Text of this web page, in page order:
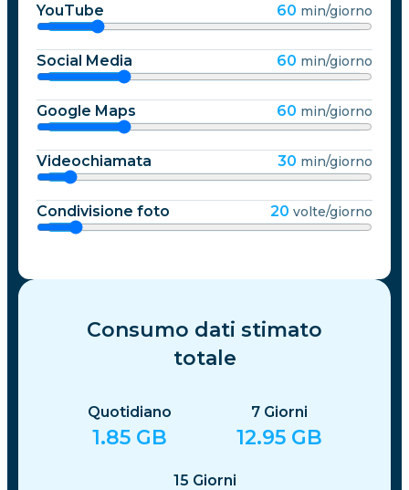
YouTube 60 min/giorno
Social Media 60 min/giorno
Google Maps 60 min/giorno
Videochiamata 30 min/giorno
Condivisione foto 20 volte/giorno
Consumo dati stimato
totale
Quotidiano
1.85 GB
7 Giorni
12.95 GB
15 Giorni